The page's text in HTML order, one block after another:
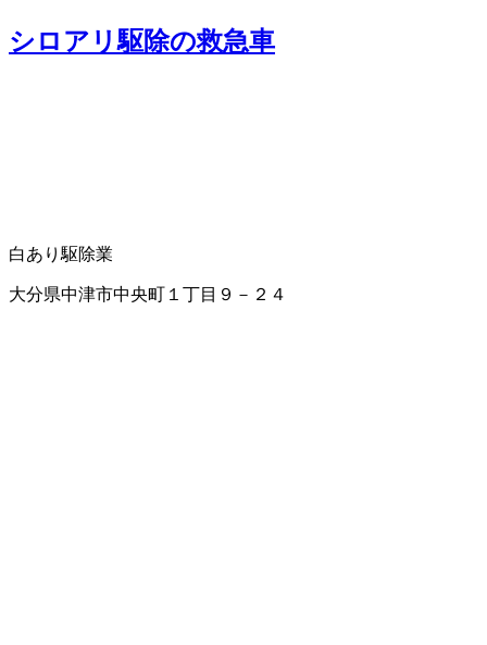
シロアリ駆除の救急車
白あり駆除業
大分県中津市中央町１丁目９－２４